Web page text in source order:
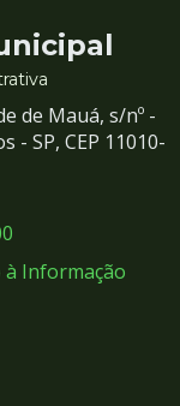
de Mauá, s/nº -
- SP, CEP 11010-
à Informação